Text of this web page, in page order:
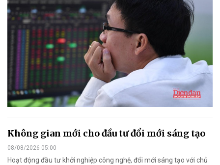
Không gian mới cho đầu tư đổi mới sáng tạo
08/08/2026 05:00
Hoạt động đầu tư khởi nghiệp công nghệ, đổi mới sáng tạo với chủ